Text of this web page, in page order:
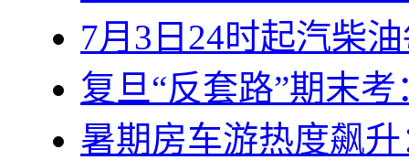
7月3日24时起汽柴
复旦“反套路”期末
暑期房车游热度飙